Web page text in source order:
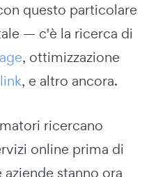
questo particolare
— c'è la ricerca di
, ottimizzazione
, e altro ancora.
ricercano
online prima di
stanno ora